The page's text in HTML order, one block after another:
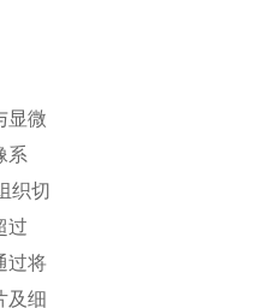
显微
系
织切
过
过将
及细